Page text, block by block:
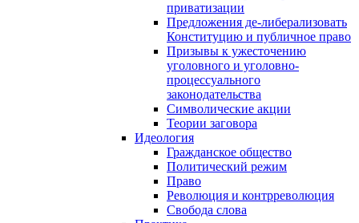
приватизации
Предложения де-либерализовать
Конституцию и публичное право
Призывы к ужесточению
уголовного и уголовно-
процессуального
законодательства
Символические акции
Теории заговора
Идеология
Гражданское общество
Политический режим
Право
Революция и контрреволюция
Свобода слова